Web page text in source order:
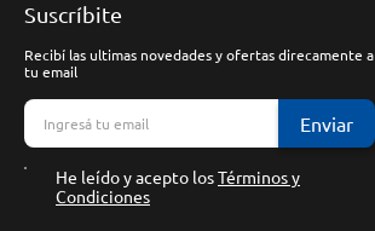
Suscríbite
Recibí las ultimas novedades y ofertas direcamente a
tu email
Enviar
He leído y acepto losTérminos y
Condiciones